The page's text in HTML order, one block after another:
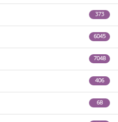
373
6045
7048
406
68